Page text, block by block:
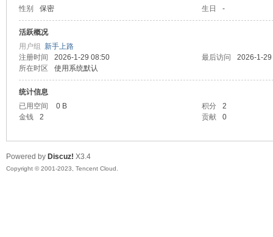
性别 保密 生日 -
活跃概况
用户组 新手上路
注册时间
2026-1-29 08:50 最后访问
2026-1-
所在时区
使用系统默认
统计信息
已用空间
0 B 积分
2
金钱
2 贡献 0
Powered by Discuz! X3.4
Copyright © 2001-2023, Tencent Cloud.